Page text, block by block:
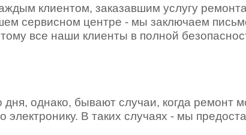
клиентом, заказавшим услугу
сервисном центре - мы заключаем
все наши клиенты в полной
однако, бывают случаи, когда ремонт
В таких случаях - мы